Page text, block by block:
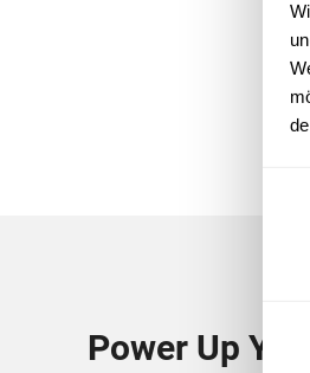
Power Up Your